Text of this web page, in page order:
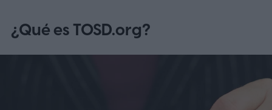
¿Qué es TOSD.org?